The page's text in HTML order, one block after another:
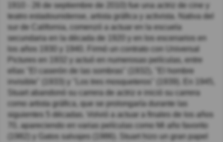
1910 - 26 de septiembre de 2010) fue una actriz de cine y
teatro estadounidense, artista gráfica y activista. Nativa del
sur de California, comenzó a actuar en la escuela
secundaria en la década de 1920 y en los escenarios en
los años 1930 y 1940. Firmó un contrato con Universal
Pictures en 1932 y actuó en numerosas películas, entre
ellas "El caserón de las sombras" (1932), "El hombre
invisible" (1933) y "Los tres mosqueteros" (1939). En 1945,
Stuart abandonó su carrera de actriz e inició su carrera
como artista gráfica, que se prolongaría durante las
siguientes 5 décadas. Volvió a actuar a finales de los años
70, apareciendo en varias películas como Mi año favorito
(1982) y Gatos salvajes (1986). Stuart hizo un gran papel